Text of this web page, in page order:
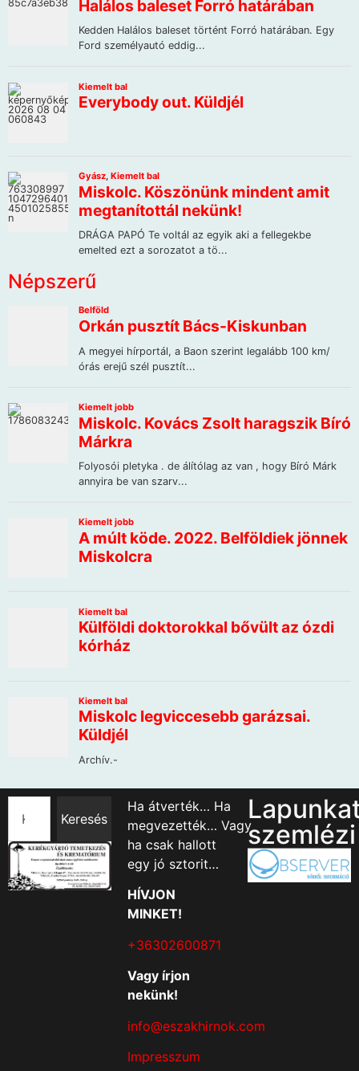
Népszerű
Keresés
Ha átverték… Ha
megvezették… Vagy
ha csak hallott
egy jó sztorit…
HÍVJON
MINKET!
+36302600871
Vagy írjon
nekünk!
info@eszakhirnok.com
Impresszum
szemlézi